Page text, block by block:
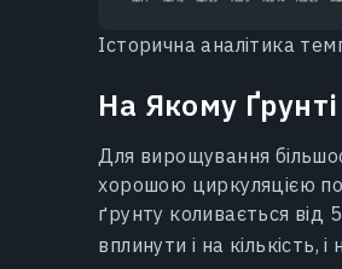
Історична аналітика
На Якому
Для вирощування
хорошою циркуляцією
ґрунту коливається від
вплинути і на